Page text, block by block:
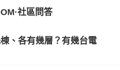
·社區問答
、各有幾層？有幾台電